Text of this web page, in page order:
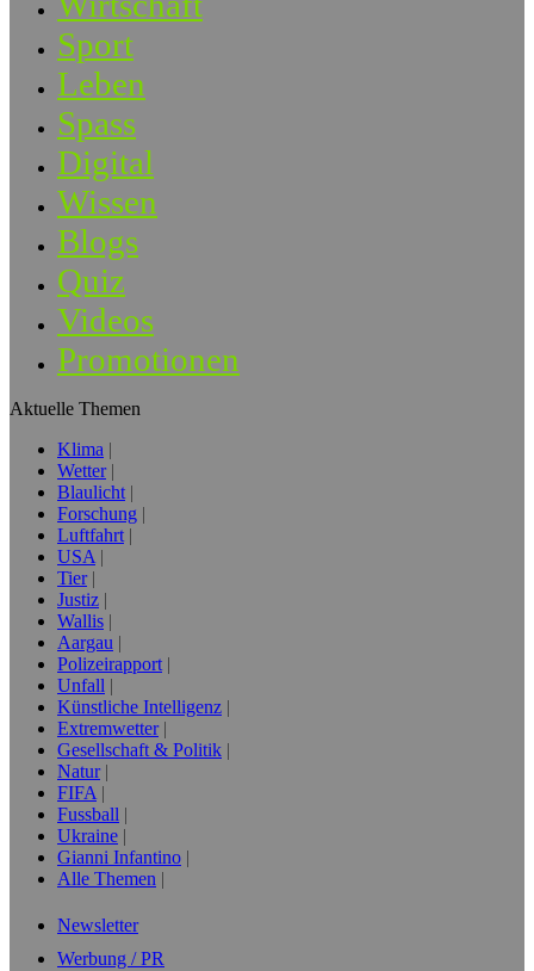
Sport
Leben
Spass
Digital
Wissen
Blogs
Quiz
Videos
Promotionen
Aktuelle Themen
Klima
Wetter
Blaulicht
Forschung
Luftfahrt
USA
Tier
Justiz
Wallis
Aargau
Polizeirapport
Unfall
Künstliche Intelligenz
Extremwetter
Gesellschaft & Politik
Natur
FIFA
Fussball
Ukraine
Gianni Infantino
Alle Themen
Newsletter
Werbung / PR